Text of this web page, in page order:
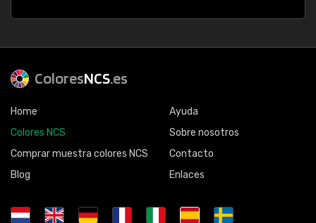
ColoresNCS.es
Home
Colores NCS
Comprar muestra colores NCS
Blog
Ayuda
Sobre nosotros
Contacto
Enlaces